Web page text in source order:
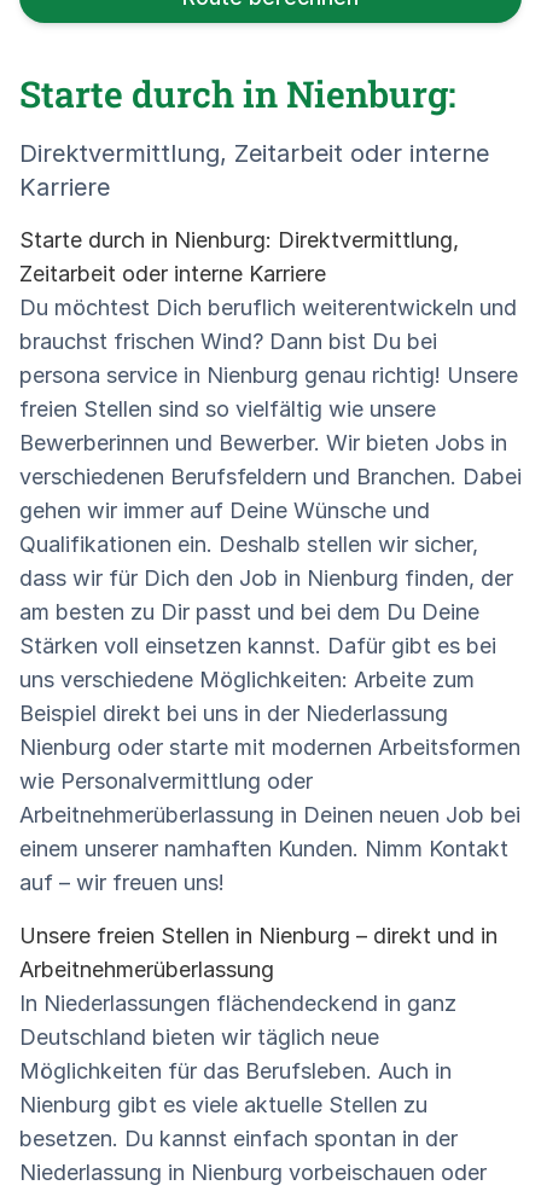
Starte durch in Nienburg:
Direktvermittlung, Zeitarbeit oder interne
Karriere
Starte durch in Nienburg: Direktvermittlung,
Zeitarbeit oder interne Karriere
Du möchtest Dich beruflich weiterentwickeln und
brauchst frischen Wind? Dann bist Du bei
persona service in Nienburg genau richtig! Unsere
freien Stellen sind so vielfältig wie unsere
Bewerberinnen und Bewerber. Wir bieten Jobs in
verschiedenen Berufsfeldern und Branchen. Dabei
gehen wir immer auf Deine Wünsche und
Qualifikationen ein. Deshalb stellen wir sicher,
dass wir für Dich den Job in Nienburg finden, der
am besten zu Dir passt und bei dem Du Deine
Stärken voll einsetzen kannst. Dafür gibt es bei
uns verschiedene Möglichkeiten: Arbeite zum
Beispiel direkt bei uns in der Niederlassung
Nienburg oder starte mit modernen Arbeitsformen
wie Personalvermittlung oder
Arbeitnehmerüberlassung in Deinen neuen Job bei
einem unserer namhaften Kunden. Nimm Kontakt
auf – wir freuen uns!
Unsere freien Stellen in Nienburg – direkt und in
Arbeitnehmerüberlassung
In Niederlassungen flächendeckend in ganz
Deutschland bieten wir täglich neue
Möglichkeiten für das Berufsleben. Auch in
Nienburg gibt es viele aktuelle Stellen zu
besetzen. Du kannst einfach spontan in der
Niederlassung in Nienburg vorbeischauen oder